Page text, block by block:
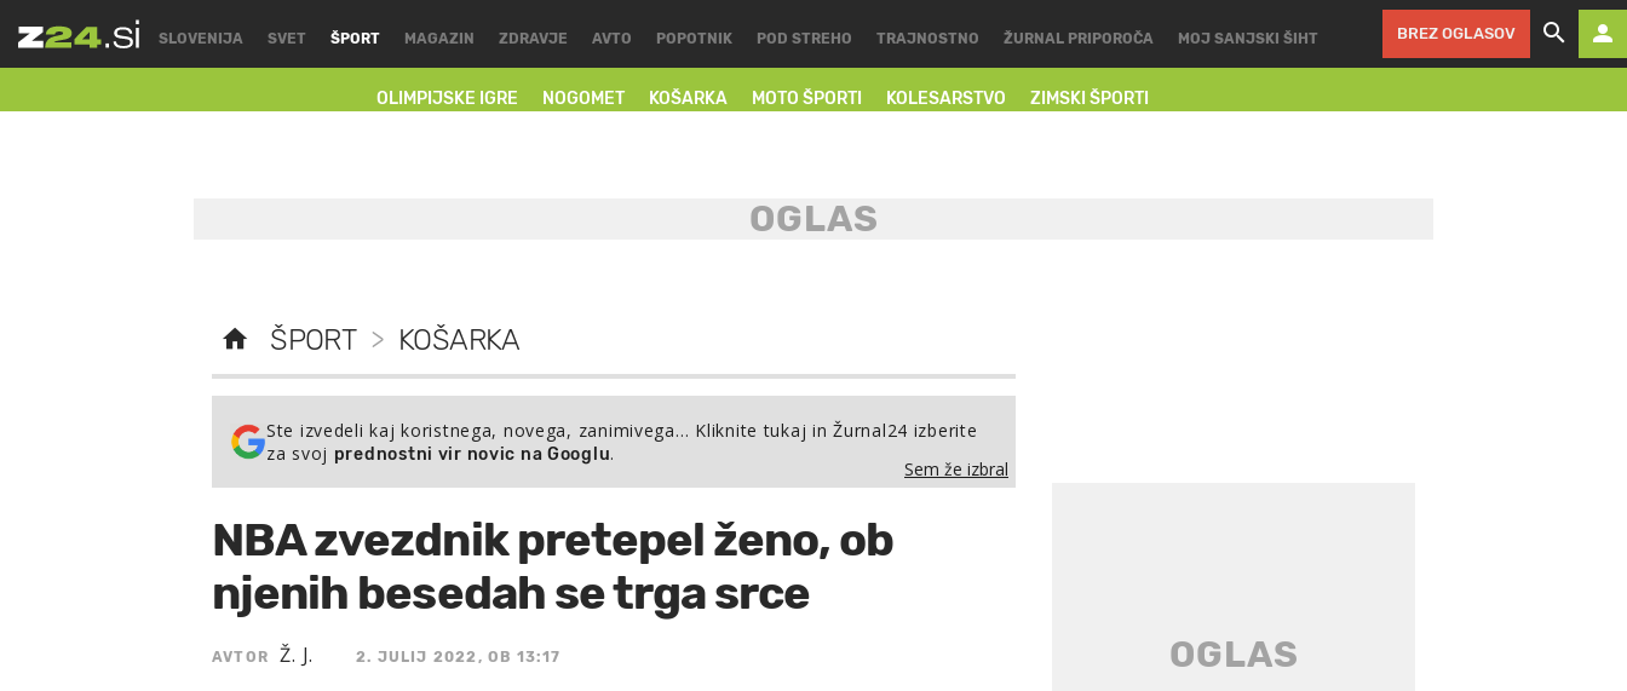
SLOVENIJA SVET ŠPORT
OLIMPIJSKE IGRE NOGOMET KOŠARKA MOTO ŠPORTI KOLESARSTVO ZIMSKI ŠPORTI
MAGAZIN ZDRAVJE AVTO POPOTNIK POD STREHO TRAJNOSTNO ŽURNAL PRIPOROČA MOJ SANJSKI ŠIHT BREZ OGLASOV
ŠPORT > KOŠARKA
Ste izvedeli kaj koristnega, novega, zanimivega… Kliknite tukaj in Žurnal24 izberite
za svoj prednostni vir novic na Googlu.
Sem že izbral
NBA zvezdnik pretepel ženo, ob
njenih besedah se trga srce
AVTOR Ž. J. 2. JULIJ 2022, OB 13:17